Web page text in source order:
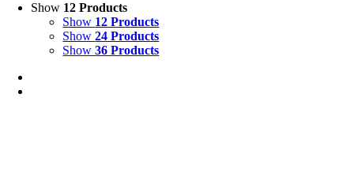
Show 12 Products
Show 12 Products
Show24 Products
Show36 Products